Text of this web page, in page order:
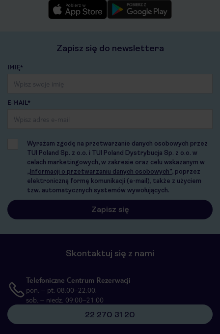
Zapisz się do newslettera
IMIĘ*
E-MAIL*
Wyrażam zgodę na przetwarzanie danych osobowych przez
TUI Poland Sp. z o.o. i TUI Poland Dystrybucja Sp. z o.o. w
celach marketingowych, w zakresie oraz celu wskazanym w
„Informacji o przetwarzaniu danych osobowych”, poprzez
elektroniczną formę komunikacji (e-mail), także z użyciem
tzw. automatycznych systemów wywołujących.
Skontaktuj się z nami
Telefoniczne Centrum Rezerwacji
pon. – pt. 08:00–22:00,
sob. – niedz. 09:00–21:00
22 270 31 20